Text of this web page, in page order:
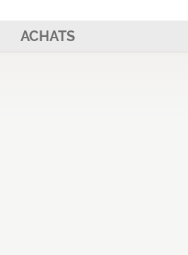
ACHATS